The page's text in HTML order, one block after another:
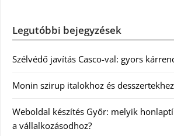
Legutóbbi bejegyzések
Szélvédő javítás Casco-val: gyors
Monin szirup italokhoz és desszertekhez
Weboldal készítés Győr: melyik
a vállalkozásodhoz?